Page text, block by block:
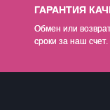
ГАРАНТИЯ
Обмен или
сроки за наш счет.